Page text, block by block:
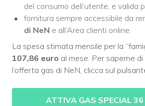
del consumo dell’utente, e valida
fornitura sempre accessibile da
di NeN e all’Area clienti online.
La spesa stimata mensile per la
107,86 euro al mese. Per saperne
l’offerta gas di NeN, clicca sul
ATTIVA GAS SPECIAL 36